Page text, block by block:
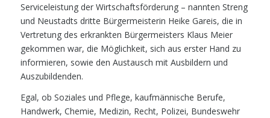
Serviceleistung der Wirtschaftsförderung – nannten Streng
und Neustadts dritte Bürgermeisterin Heike Gareis, die in
Vertretung des erkrankten Bürgermeisters Klaus Meier
gekommen war, die Möglichkeit, sich aus erster Hand zu
informieren, sowie den Austausch mit Ausbildern und
Auszubildenden.
Egal, ob Soziales und Pflege, kaufmännische Berufe,
Handwerk, Chemie, Medizin, Recht, Polizei, Bundeswehr